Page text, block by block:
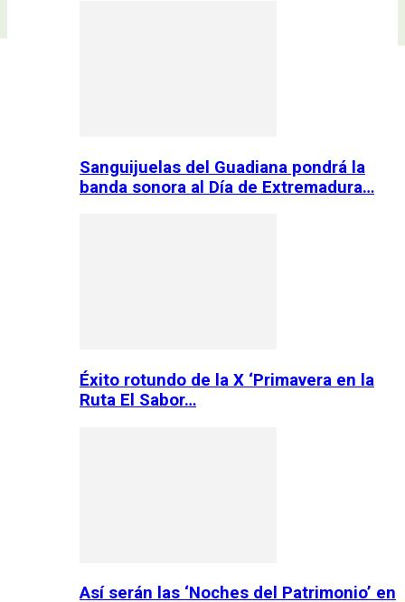
Sanguijuelas del Guadiana pondrá la
banda sonora al Día de Extremadura…
Éxito rotundo de la X ‘Primavera en la
Ruta El Sabor…
Así serán las ‘Noches del Patrimonio’ en